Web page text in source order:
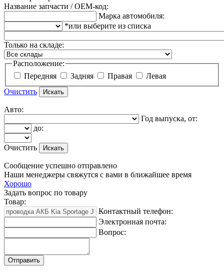
Название запчасти / OEM-код:
Марка автомобиля:
*или выберите из списка
Только на складе:
Расположение:
Передняя
Задняя Правая
Левая
Очистить
Авто:
Год выпуска, от:
до:
Очистить
Сообщение успешно отправлено
Наши менеджеры свяжутся с вами в ближайшее время
Хорошо
Задать вопрос по товару
Товар:
Контактный телефон:
Электронная почта:
Вопрос: